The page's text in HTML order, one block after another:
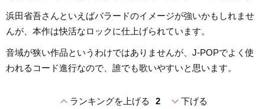
浜田省吾さんといえばバラードのイメージが強いかもしれませ
んが、本作は快活なロックに仕上げられています。
音域が狭い作品というわけではありませんが、J-POPでよく使
われるコード進行なので、誰でも歌いやすいと思います。
expand_lessランキングを上げる 2 expand_more下げる